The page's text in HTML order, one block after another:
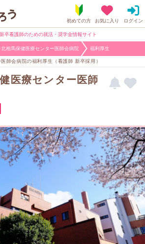
卒看護師のための就活・奨学金情報サイト
北相馬保健医療センター医師会病院 福利厚生
師会病院の福利厚生（看護師 新卒採用）
医療センター医師